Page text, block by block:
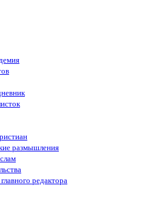
размышления
редактора